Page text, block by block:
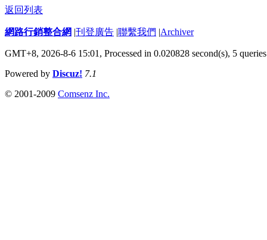
返回列表
網路行銷整合網 |刊登廣告 |聯繫我們 |Archiver
GMT+8, 2026-8-6 15:01, Processed in 0.020828 second(s), 5 queries
Powered by Discuz! 7.1
© 2001-2009 Comsenz Inc.